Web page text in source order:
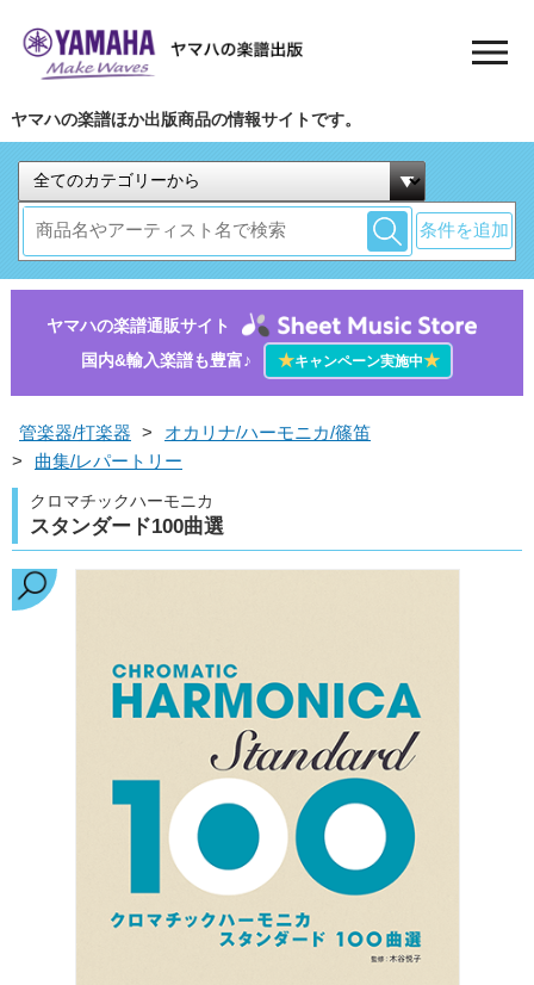
ヤマハの楽譜ほか出版商品の情報サイトです。
条件を追加
ヤマハの楽譜通販サイト
国内&輸入楽譜も豊富♪
★キャンペーン実施中★
管楽器/打楽器 >
オカリナ/ハーモニカ/篠笛
>
曲集/レパートリー
クロマチックハーモニカ
スタンダード100曲選